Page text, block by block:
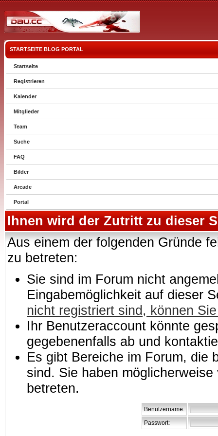
STARTSEITE BLOG PORTAL
Startseite
Registrieren
Kalender
Mitglieder
Team
Suche
FAQ
Bilder
Arcade
Portal
Ihnen wird der Zutritt zu dieser
Aus einem der folgenden Gründe
zu betreten:
Sie sind im Forum nicht
Eingabemöglichkeit auf dieser
nicht registriert sind, können
Ihr Benutzeraccount könnte
gegebenenfalls ab und
Es gibt Bereiche im Forum, die
sind. Sie haben
betreten.
Benutzername:
Passwort: